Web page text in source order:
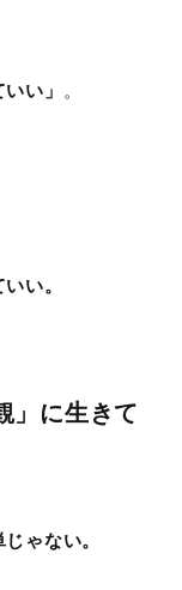
い」 。
い。
」に生きて
ゃない。